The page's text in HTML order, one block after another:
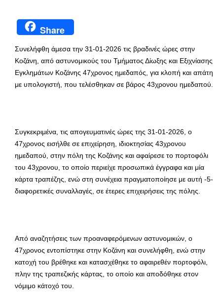
Share
Συνελήφθη άμεσα την 31-01-2026 τις βραδινές ώρες στην
Κοζάνη, από αστυνομικούς του Τμήματος Δίωξης και Εξιχνίασης
Εγκλημάτων Κοζάνης 47χρονος ημεδαπός, για κλοπή και απάτη
με υπολογιστή, που τελέσθηκαν σε βάρος 43χρονου ημεδαπού.
Συγκεκριμένα, τις απογευματινές ώρες της 31-01-2026, ο
47χρονος εισήλθε σε επιχείρηση, ιδιοκτησίας 43χρονου
ημεδαπού, στην πόλη της Κοζάνης και αφαίρεσε το πορτοφόλι
του 43χρονου, το οποίο περιείχε προσωπικά έγγραφα και μία
κάρτα τραπέζης, ενώ στη συνέχεια πραγματοποίησε με αυτή -5-
διαφορετικές συναλλαγές, σε έτερες επιχειρήσεις της πόλης.
Από αναζητήσεις των προαναφερόμενων αστυνομικών, ο
47χρονος εντοπίστηκε στην Κοζάνη και συνελήφθη, ενώ στην
κατοχή του βρέθηκε και κατασχέθηκε το αφαιρεθέν πορτοφόλι,
πλην της τραπεζικής κάρτας, το οποίο και αποδόθηκε στον
νόμιμο κάτοχό του.